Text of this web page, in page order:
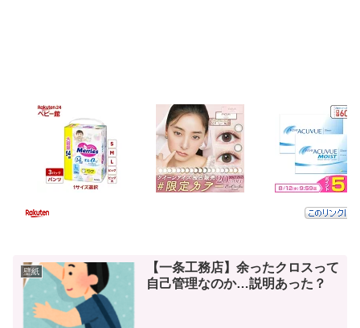
壁紙
【一条工務店】余ったクロスって
自己管理なのか…説明あった？